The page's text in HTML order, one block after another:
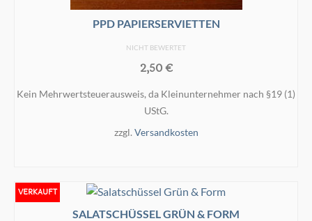
PPD PAPIERSERVIETTEN
NICHT BEWERTET
2,50€
Kein Mehrwertsteuerausweis, da Kleinunternehmer nach §19 (1)
UStG.
zzgl. Versandkosten
Produkt
weist
VERKAUFT
SALATSCHÜSSEL GRÜN & FORM